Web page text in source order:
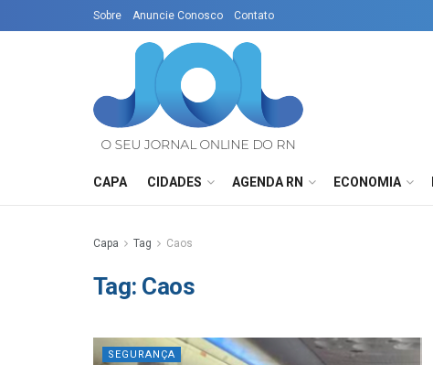
Sobre Anuncie Conosco Contato
CAPA CIDADES AGENDA RN ECONOMIA
Capa Tag Caos
Tag: Caos
SEGURANÇA